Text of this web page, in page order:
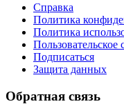
Справка
Политика
Политика
Пользовательское
Подписаться
Защита данных
Обратная связь